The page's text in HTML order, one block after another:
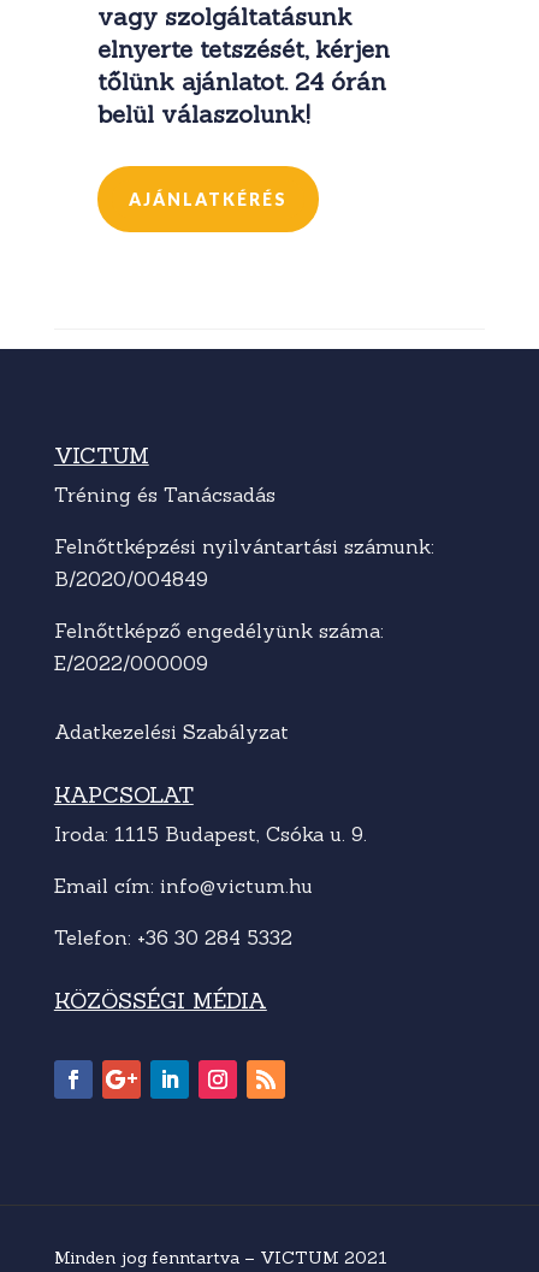
vagy szolgáltatásunk
elnyerte tetszését, kérjen
tőlünk ajánlatot. 24 órán
belül válaszolunk!
AJÁNLATKÉRÉS
VICTUM
Tréning és Tanácsadás
Felnőttképzési nyilvántartási számunk:
B/2020/004849
Felnőttképző engedélyünk száma:
E/2022/000009
Adatkezelési Szabályzat
KAPCSOLAT
Iroda: 1115 Budapest, Csóka u. 9.
Email cím: info@victum.hu
Telefon: +36 30 284 5332
KÖZÖSSÉGI MÉDIA
Minden jog fenntartva – VICTUM 2021